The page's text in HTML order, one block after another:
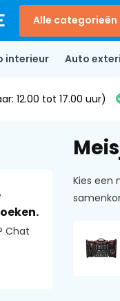
Alle categorieën
interieur Auto
12.00 tot 17.00 uur)
Chat
Kies een